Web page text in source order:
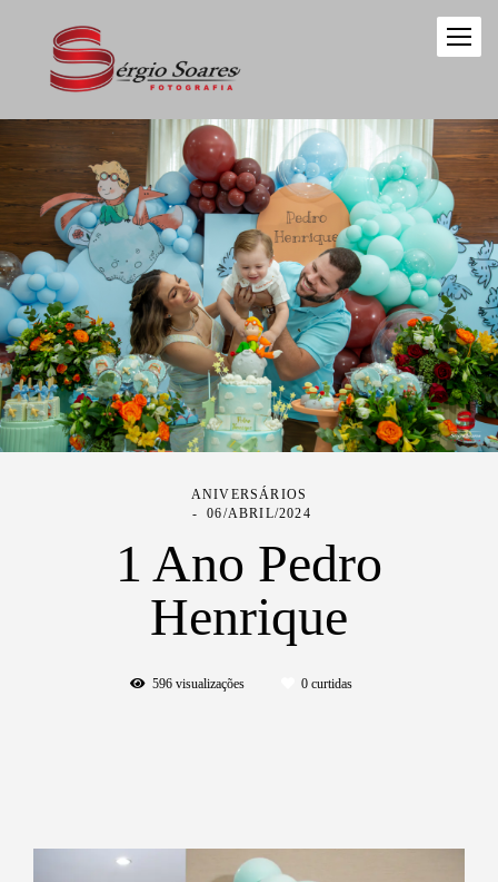
ANIVERSÁRIOS
06/ABRIL/2024
1 Ano Pedro
Henrique
596visualizações 0curtidas